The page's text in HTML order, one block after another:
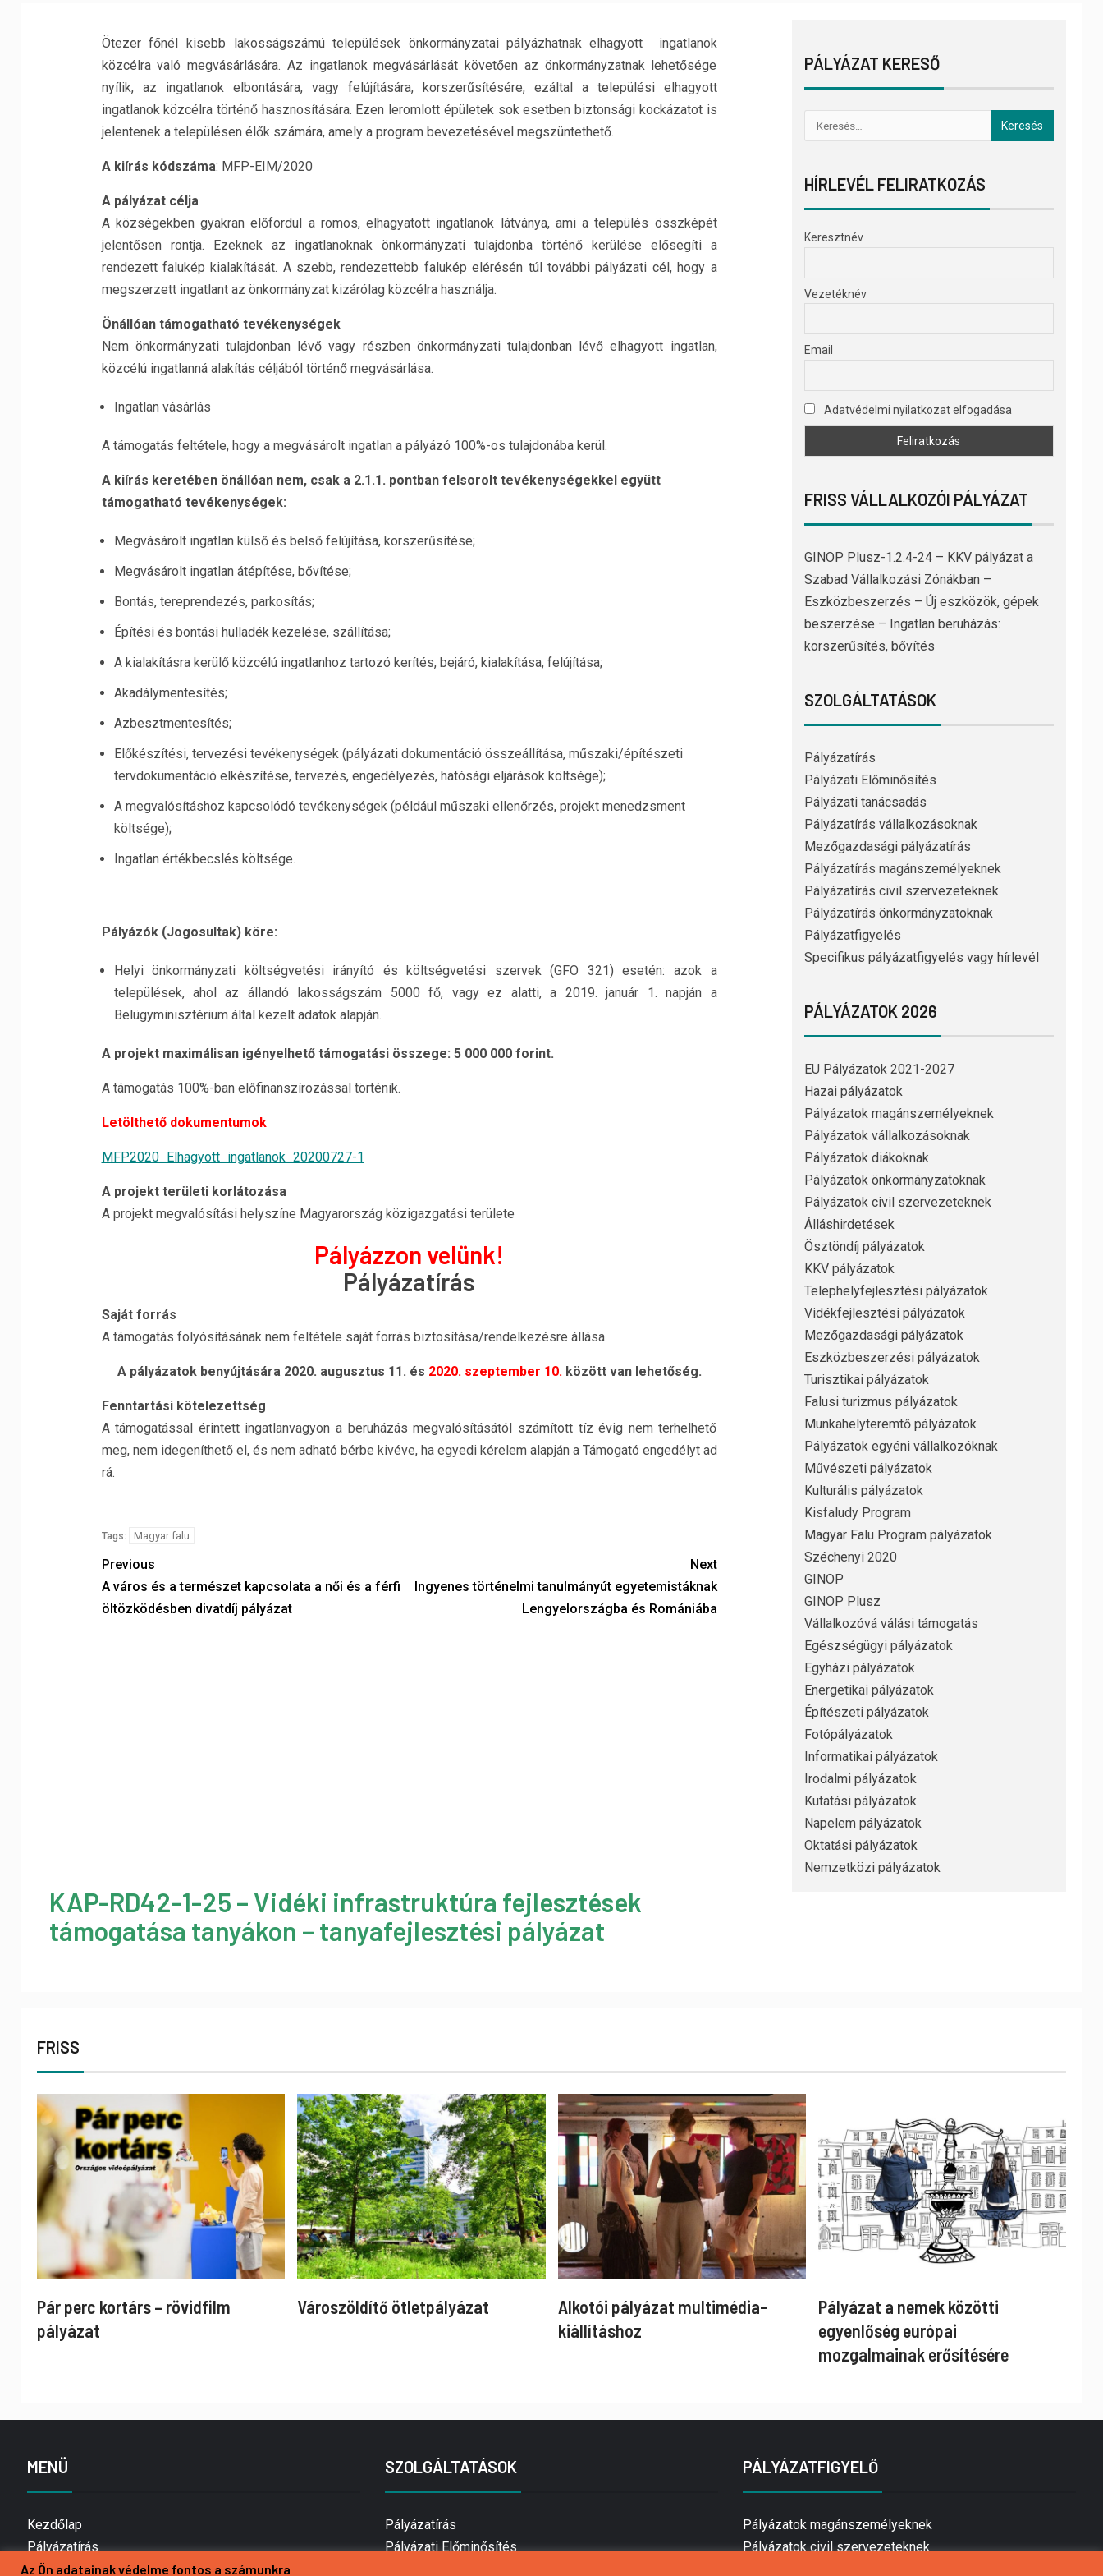
Ötezer főnél kisebb lakosságszámú települések önkormányzatai pályázhatnak elhagyott ingatlanok
közcélra való megvásárlására. Az ingatlanok megvásárlását követően az önkormányzatnak lehetősége
nyílik, az ingatlanok elbontására, vagy felújítására, korszerűsítésére, ezáltal a települési elhagyott
ingatlanok közcélra történő hasznosítására. Ezen leromlott épületek sok esetben biztonsági kockázatot is
jelentenek a településen élők számára, amely a program bevezetésével megszüntethető.
A kiírás kódszáma: MFP-EIM/2020
A pályázat célja
A községekben gyakran előfordul a romos, elhagyatott ingatlanok látványa, ami a település összképét
jelentősen rontja. Ezeknek az ingatlanoknak önkormányzati tulajdonba történő kerülése elősegíti a
rendezett falukép kialakítását. A szebb, rendezettebb falukép elérésén túl további pályázati cél, hogy a
megszerzett ingatlant az önkormányzat kizárólag közcélra használja.
Önállóan támogatható tevékenységek
Nem önkormányzati tulajdonban lévő vagy részben önkormányzati tulajdonban lévő elhagyott ingatlan,
közcélú ingatlanná alakítás céljából történő megvásárlása.
Ingatlan vásárlás
A támogatás feltétele, hogy a megvásárolt ingatlan a pályázó 100%-os tulajdonába kerül.
A kiírás keretében önállóan nem, csak a 2.1.1. pontban felsorolt tevékenységekkel együtt
támogatható tevékenységek:
Megvásárolt ingatlan külső és belső felújítása, korszerűsítése;
Megvásárolt ingatlan átépítése, bővítése;
Bontás, tereprendezés, parkosítás;
Építési és bontási hulladék kezelése, szállítása;
A kialakításra kerülő közcélú ingatlanhoz tartozó kerítés, bejáró, kialakítása, felújítása;
Akadálymentesítés;
Azbesztmentesítés;
Előkészítési, tervezési tevékenységek (pályázati dokumentáció összeállítása, műszaki/építészeti
tervdokumentáció elkészítése, tervezés, engedélyezés, hatósági eljárások költsége);
A megvalósításhoz kapcsolódó tevékenységek (például műszaki ellenőrzés, projekt menedzsment
költsége);
Ingatlan értékbecslés költsége.
Pályázók (Jogosultak) köre:
Helyi önkormányzati költségvetési irányító és költségvetési szervek (GFO 321) esetén: azok a
települések, ahol az állandó lakosságszám 5000 fő, vagy ez alatti, a 2019. január 1. napján a
Belügyminisztérium által kezelt adatok alapján.
A projekt maximálisan igényelhető támogatási összege: 5 000 000 forint.
A támogatás 100%-ban előfinanszírozással történik.
Letölthető dokumentumok
MFP2020_Elhagyott_ingatlanok_20200727-1
A projekt területi korlátozása
A projekt megvalósítási helyszíne Magyarország közigazgatási területe
Pályázzon velünk!
Pályázatírás
Saját forrás
A támogatás folyósításának nem feltétele saját forrás biztosítása/rendelkezésre állása.
A pályázatok benyújtására 2020. augusztus 11. és 2020. szeptember 10.között van lehetőség.
Fenntartási kötelezettség
A támogatással érintett ingatlanvagyon a beruházás megvalósításától számított tíz évig nem terhelhető
meg, nem idegeníthető el, és nem adható bérbe kivéve, ha egyedi kérelem alapján a Támogató engedélyt ad
rá.
Tags: Magyar falu
Previous
A város és a természet kapcsolata a női és a férfi
öltözködésben divatdíj pályázat
Next
Ingyenes történelmi tanulmányút egyetemistáknak
Lengyelországba és Romániába
KAP-RD42-1-25 – Vidéki infrastruktúra fejlesztések
támogatása tanyákon – tanyafejlesztési pályázat
PÁLYÁZAT KERESŐ
HÍRLEVÉL FELIRATKOZÁS
Keresztnév
Vezetéknév
Email
Adatvédelmi nyilatkozat elfogadása
FRISS VÁLLALKOZÓI PÁLYÁZAT
GINOP Plusz-1.2.4-24 – KKV pályázat a
Szabad Vállalkozási Zónákban –
Eszközbeszerzés – Új eszközök, gépek
beszerzése – Ingatlan beruházás:
korszerűsítés, bővítés
SZOLGÁLTATÁSOK
Pályázatírás
Pályázati Előminősítés
Pályázati tanácsadás
Pályázatírás vállalkozásoknak
Mezőgazdasági pályázatírás
Pályázatírás magánszemélyeknek
Pályázatírás civil szervezeteknek
Pályázatírás önkormányzatoknak
Pályázatfigyelés
Specifikus pályázatfigyelés vagy hírlevél
PÁLYÁZATOK 2026
EU Pályázatok 2021-2027
Hazai pályázatok
Pályázatok magánszemélyeknek
Pályázatok vállalkozásoknak
Pályázatok diákoknak
Pályázatok önkormányzatoknak
Pályázatok civil szervezeteknek
Álláshirdetések
Ösztöndíj pályázatok
KKV pályázatok
Telephelyfejlesztési pályázatok
Vidékfejlesztési pályázatok
Mezőgazdasági pályázatok
Eszközbeszerzési pályázatok
Turisztikai pályázatok
Falusi turizmus pályázatok
Munkahelyteremtő pályázatok
Pályázatok egyéni vállalkozóknak
Művészeti pályázatok
Kulturális pályázatok
Kisfaludy Program
Magyar Falu Program pályázatok
Széchenyi 2020
GINOP
GINOP Plusz
Vállalkozóvá válási támogatás
Egészségügyi pályázatok
Egyházi pályázatok
Energetikai pályázatok
Építészeti pályázatok
Fotópályázatok
Informatikai pályázatok
Irodalmi pályázatok
Kutatási pályázatok
Napelem pályázatok
Oktatási pályázatok
Nemzetközi pályázatok
FRISS
Pár perc kortárs – rövidfilm
pályázat
Városzöldítő ötletpályázat
Alkotói pályázat multimédia-
kiállításhoz
Pályázat a nemek közötti
egyenlőség európai
mozgalmainak erősítésére
MENÜ
Kezdőlap
Pályázatírás
Bemutatkozás
SZOLGÁLTATÁSOK
Pályázatírás
Pályázati Előminősítés
PÁLYÁZATFIGYELŐ
Pályázatok magánszemélyeknek
Pályázatok civil szervezeteknek
Az Ön adatainak védelme fontos a számunkra